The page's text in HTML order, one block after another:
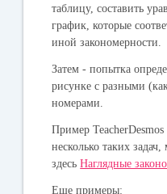
таблицу, составить
график, которые
иной закономерности.
Затем - попытка
рисунке с разными
номерами.
Пример
несколько таких
здесьНаглядные
Еще примеры: